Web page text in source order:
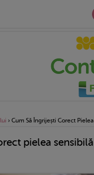
› Cum Să Îngrijești Corect Pielea
pielea